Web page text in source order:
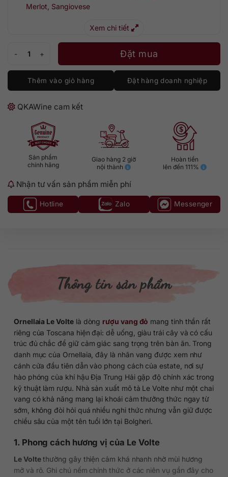
Merlot Sangiovese
Xem chi tiết
Đặt mua
Thêm vào giỏ hàng Đặt hàng doanh nghiệp
QKAWine cam kết
Sản phẩm
chính hãng
Giao hàng 2 giờ
nội thành
Hoàn tiền
lên đến 111%
Nhận tư vấn sản phẩm miễn phí
Hotline Zalo Messenger
Thông tin sản phẩm
Ornellaia Le Voltelà dòng rượu vang đỏ mang tinh thần rất
riêng của Toscana hiện đại: dễ uống, giàu trái cây và có cấu
trúc đủ chắc để giữ cảm giác sang trọng trên bàn ăn. Trong
danh mục của Ornellaia, đây là nhãn vang được xem như
cánh cửa đầu tiên dẫn vào phong cách của estate, nơi sự
hào phóng của khí hậu Địa Trung Hải gặp độ chính xác trong
kỹ thuật làm rượu. Nhà sản xuất mô tả Le Volte như một chai
vang có khả năng mang lại khoái cảm thưởng thức ngay từ
sớm, không đòi hỏi quá nhiều nghi thức nhưng vẫn giữ được
chiều sâu của một tên tuổi lớn tại Bolgheri.
1. Phong cách hương vị của Le Volte
Le Voltethường gây thiện cảm khá nhanh nhờ mùi hương
mở và rõ. Ghi chú nếm chính thức ở các niên vụ gần đây cho